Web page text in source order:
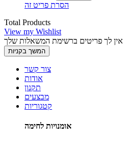
הסרת פריט זה
Total Products
View my Wishlist
אין לך פריטים ברשימת המשאלות שלך
המשך בקניות
צור קשר
אודות
תקנון
מבצעים
קטגוריות
אומנויות לחימה